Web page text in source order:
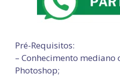
Pré-Requisitos:
– Conhecimento mediano
Photoshop;